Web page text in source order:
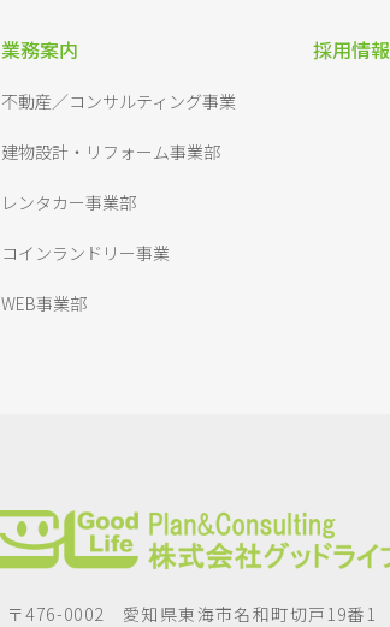
業務案内
不動産／コンサルティング事業
建物設計・リフォーム事業部
レンタカー事業部
コインランドリー事業
WEB事業部
採用情報
〒476-0002 愛知県東海市名和町切戸19番1